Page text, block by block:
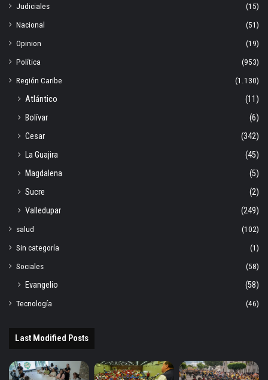
Judiciales
(15)
Nacional
(51)
Opinion
(19)
Política
(953)
Región Caribe
(1.130)
Atlántico
(11)
Bolívar
(6)
Cesar
(342)
La Guajira
(45)
Magdalena
(5)
Sucre
(2)
Valledupar
(249)
salud
(102)
Sin categoría
(1)
Sociales
(58)
Evangelio
(58)
Tecnología
(46)
Last Modified Posts